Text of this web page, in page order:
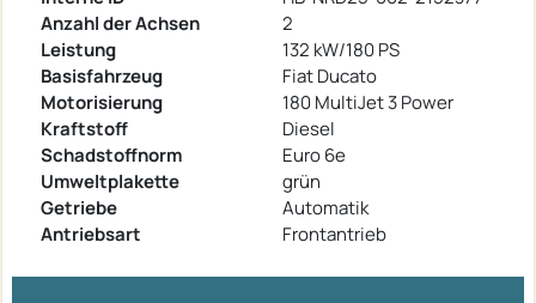
Anzahl der Achsen
2
Leistung
132 kW/180 PS
Basisfahrzeug
Fiat Ducato
Motorisierung
180 MultiJet 3 Power
Kraftstoff
Diesel
Schadstoffnorm
Euro 6e
Umweltplakette
grün
Getriebe
Automatik
Antriebsart
Frontantrieb